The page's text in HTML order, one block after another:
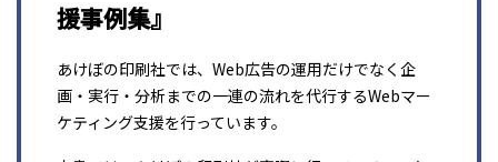
援事例集』
あけぼの印刷社では、Web広告の運用だけでなく企
画・実行・分析までの一連の流れを代行するWebマー
ケティング支援を行っています。